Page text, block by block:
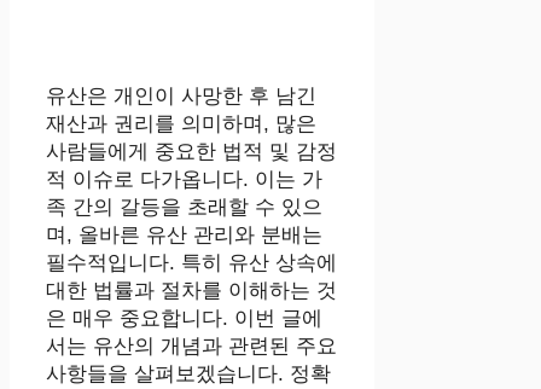
유산은 개인이 사망한 후 남긴
재산과 권리를 의미하며, 많은
사람들에게 중요한 법적 및 감정
적 이슈로 다가옵니다. 이는 가
족 간의 갈등을 초래할 수 있으
며, 올바른 유산 관리와 분배는
필수적입니다. 특히 유산 상속에
대한 법률과 절차를 이해하는 것
은 매우 중요합니다. 이번 글에
서는 유산의 개념과 관련된 주요
사항들을 살펴보겠습니다. 정확